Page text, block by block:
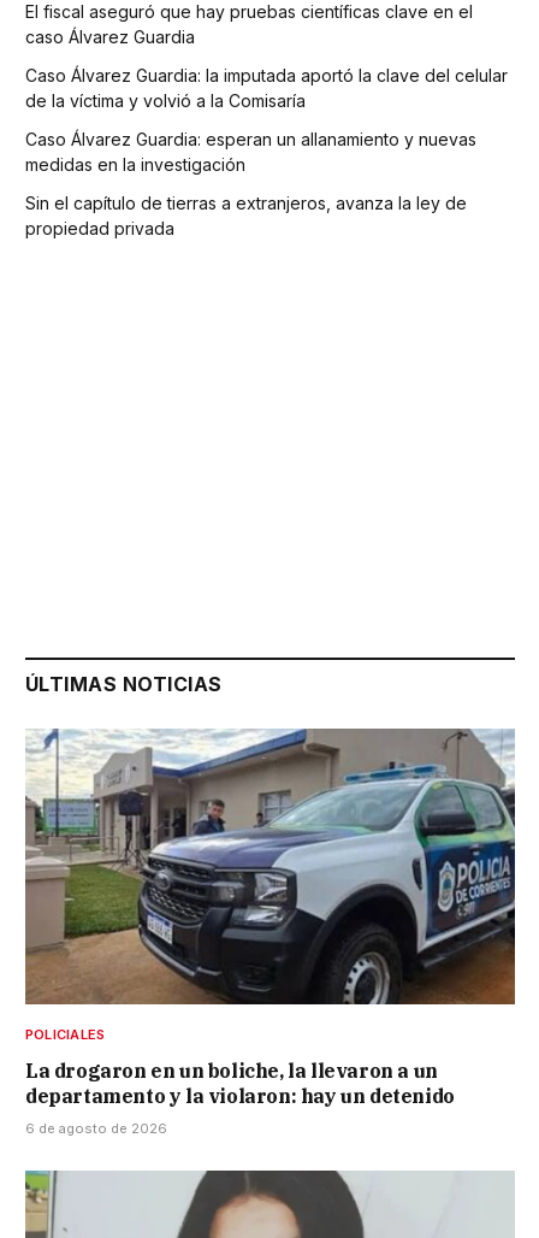
El fiscal aseguró que hay pruebas científicas clave en el
caso Álvarez Guardia
Caso Álvarez Guardia: la imputada aportó la clave del celular
de la víctima y volvió a la Comisaría
Caso Álvarez Guardia: esperan un allanamiento y nuevas
medidas en la investigación
Sin el capítulo de tierras a extranjeros, avanza la ley de
propiedad privada
ÚLTIMAS NOTICIAS
POLICIALES
La drogaron en un boliche, la llevaron a un
departamento y la violaron: hay un detenido
6 de agosto de 2026